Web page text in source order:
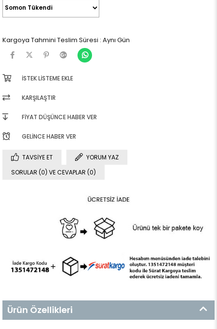
Kargoya Tahmini Teslim Süresi : Aynı Gün
İSTEK LISTEME EKLE
KARŞILAŞTIR
FIYAT DÜŞÜNCE HABER VER
GELINCE HABER VER
TAVSIYE ET
YORUM YAZ
SORULAR (0) VE CEVAPLAR (0)
Ürün Özellikleri